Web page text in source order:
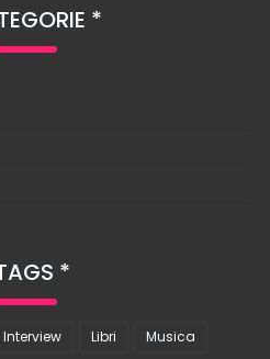
Interview Libri
Musica